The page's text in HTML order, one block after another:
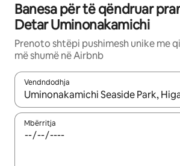
Banesa për të qëndruar
Detar Uminonakamichi
Prenoto shtëpi pushimesh unike me
më shumë në Airbnb
Vendndodhja
Kur rezultatet të jenë të
Mbërritja